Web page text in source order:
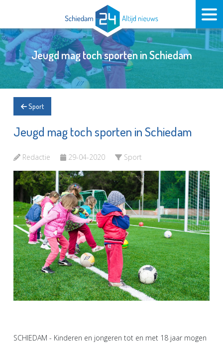
Jeugd mag toch sporten in Schiedam
Sport
Jeugd mag toch sporten in Schiedam
Redactie 29-04-2020 Sport
SCHIEDAM - Kinderen en jongeren tot en met 18 jaar mogen